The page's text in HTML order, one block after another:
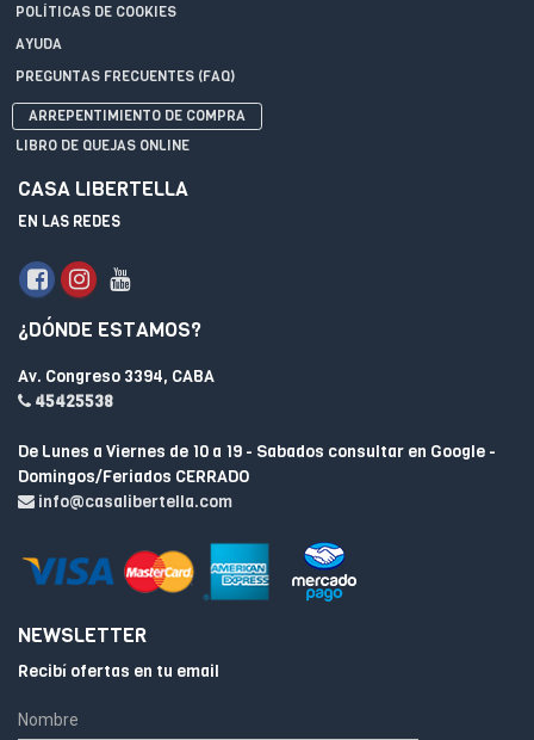
POLÍTICAS DE COOKIES
AYUDA
PREGUNTAS FRECUENTES (FAQ)
ARREPENTIMIENTO DE COMPRA
LIBRO DE QUEJAS ONLINE
CASA LIBERTELLA
EN LAS REDES
¿DÓNDE ESTAMOS?
Av. Congreso 3394, CABA
45425538
De Lunes a Viernes de 10 a 19 - Sabados consultar en Google -
Domingos/Feriados CERRADO
info@casalibertella.com
NEWSLETTER
Recibí ofertas en tu email